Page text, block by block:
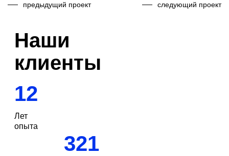
предыдущий проект следующий проект
Наши
клиенты
12
Лет
опыта
321